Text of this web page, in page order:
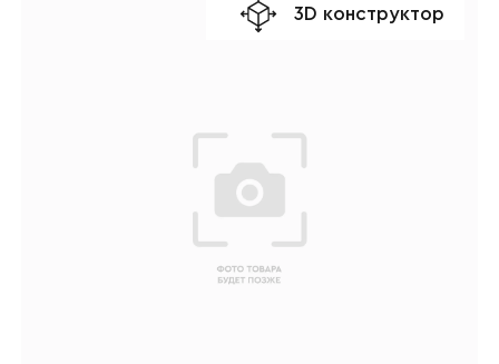
3D конструктор